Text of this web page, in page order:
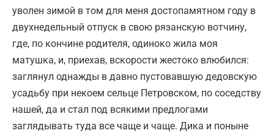
уволен зимой в том для меня достопамятном году в
двухнедельный отпуск в свою рязанскую вотчину,
где, по кончине родителя, одиноко жила моя
матушка, и, приехав, вскорости жестоко влюбился:
заглянул однажды в давно пустовавшую дедовскую
усадьбу при некоем сельце Петровском, по соседству
нашей, да и стал под всякими предлогами
заглядывать туда все чаще и чаще. Дика и поныне